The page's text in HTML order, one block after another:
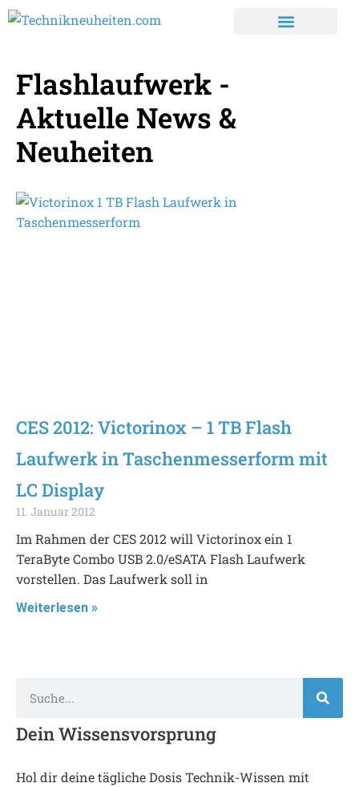
Flashlaufwerk -
Aktuelle News &
Neuheiten
CES 2012: Victorinox – 1 TB Flash
Laufwerk in Taschenmesserform mit
LC Display
11. Januar 2012
Im Rahmen der CES 2012 will Victorinox ein 1
TeraByte Combo USB 2.0/eSATA Flash Laufwerk
vorstellen. Das Laufwerk soll in
Weiterlesen »
Dein Wissensvorsprung
Hol dir deine tägliche Dosis Technik-Wissen mit